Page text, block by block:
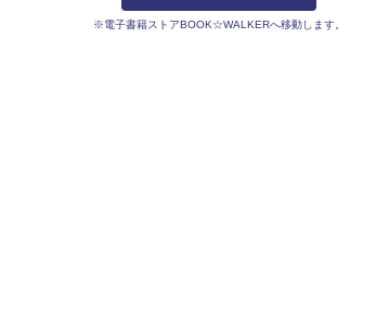
※電子書籍ストアBOOK☆WALKERへ移動します。